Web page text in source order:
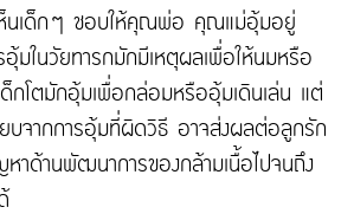
ห็นเด็กๆ ชอบให้คุณพ่อ คุณแม่อุ้มอยู่
ในวัยทารกมักมีเหตุผลเพื่อให้นมหรือ
กโตมักอุ้มเพื่อกล่อมหรืออุ้มเดินเล่น แต่
บจากการอุ้มที่ผิดวิธี อาจส่งผลต่อลูกรัก
าด้านพัฒนาการของกล้ามเนื้อไปจนถึง